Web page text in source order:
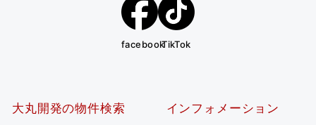
facebookTikTok
大丸開発の物件検索 インフォメーション